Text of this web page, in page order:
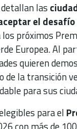
las
el desafío
próximos
Europea. Al
quieren
de la transición
para sus
para el